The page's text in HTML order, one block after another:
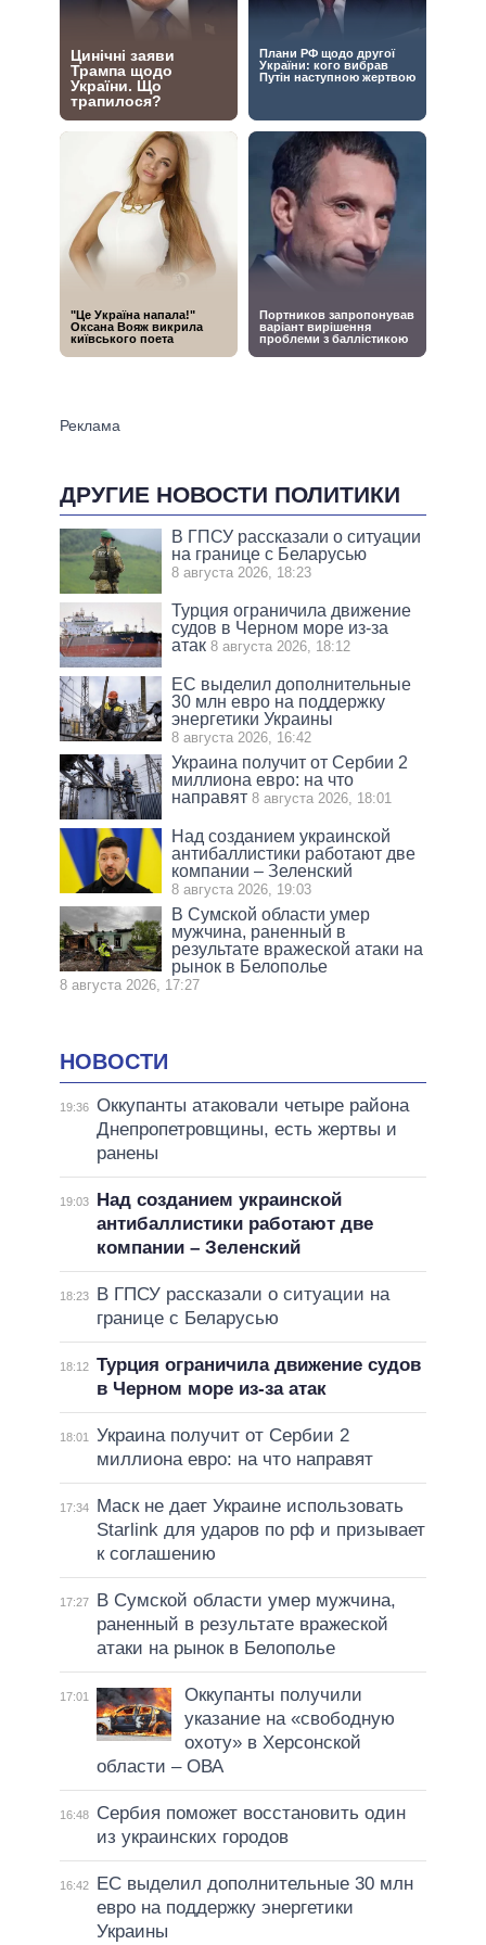
ДРУГИЕ НОВОСТИ ПОЛИТИКИ
В ГПСУ рассказали о ситуации
на границе с Беларусью
8 августа 2026, 18:23
Турция ограничила движение
судов в Черном море из-за
атак 8 августа 2026, 18:12
ЕС выделил дополнительные
30 млн евро на поддержку
энергетики Украины
8 августа 2026, 16:42
Украина получит от Сербии 2
миллиона евро: на что
направят 8 августа 2026, 18:01
Над созданием украинской
антибаллистики работают две
компании – Зеленский
8 августа 2026, 19:03
В Сумской области умер
мужчина, раненный в
результате вражеской атаки на
рынок в Белополье
8 августа 2026, 17:27
НОВОСТИ
19:36 Оккупанты атаковали четыре района
Днепропетровщины, есть жертвы и
ранены
19:03
Над созданием украинской
антибаллистики работают две
компании – Зеленский
18:23
В ГПСУ рассказали о ситуации на
границе с Беларусью
18:12 Турция ограничила движение судов
в Черном море из-за атак
18:01
Украина получит от Сербии 2
миллиона евро: на что направят
17:34
Маск не дает Украине использовать
Starlink для ударов по рф и призывает
к соглашению
17:27
В Сумской области умер мужчина,
раненный в результате вражеской
атаки на рынок в Белополье
17:01
Оккупанты получили
указание на «свободную
охоту» в Херсонской
области – ОВА
16:48
Сербия поможет восстановить один
из украинских городов
16:42
ЕС выделил дополнительные 30 млн
евро на поддержку энергетики
Украины